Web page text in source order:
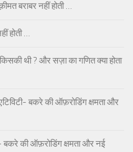
बराबर नहीं होती …
होती …
थी ? और सज़ा का गणित क्या होता
बकरे की ऑफ़रोडिंग क्षमता और
बकरे की ऑफ़रोडिंग क्षमता और नई